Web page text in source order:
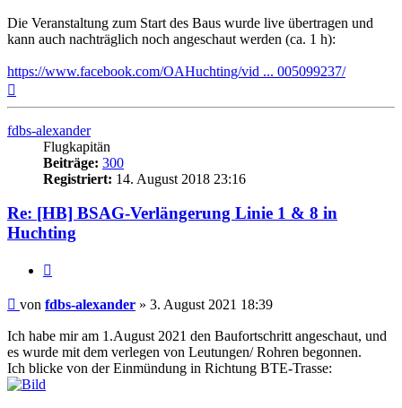
Die Veranstaltung zum Start des Baus wurde live übertragen und
kann auch nachträglich noch angeschaut werden (ca. 1 h):
https://www.facebook.com/OAHuchting/vid ... 005099237/
fdbs-alexander
Flugkapitän
Beiträge: 300
Registriert: 14. August 2018 23:16
Re: [HB] BSAG-Verlängerung Linie 1 & 8 in
Huchting
Ungelesener
von fdbs-alexander » 3. August 2021 18:39
Ich habe mir am 1.August 2021 den Baufortschritt angeschaut, und
es wurde mit dem verlegen von Leutungen/ Rohren begonnen.
Ich blicke von der Einmündung in Richtung BTE-Trasse: